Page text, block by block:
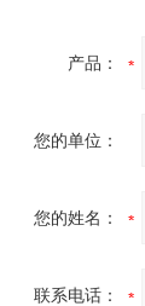
产品：
您的单位：
您的姓名：
联系电话：